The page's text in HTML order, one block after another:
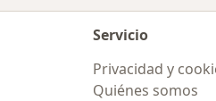
Servicio
Privacidad y
Quiénes somos